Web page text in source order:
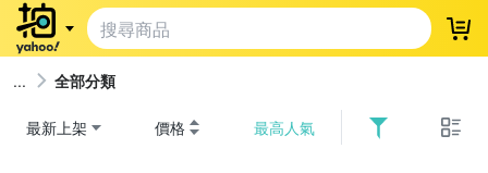
登
全部分類
最新上架 價格 最高人氣